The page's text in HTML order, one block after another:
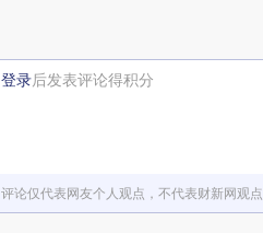
登录后发表评论得积分
评论仅代表网友个人观点，不代表财新网观点